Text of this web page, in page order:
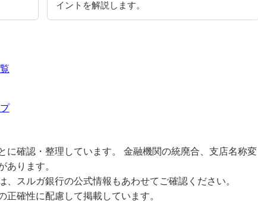
イントを解説します。
に確認・整理しています。 金融機関の統廃合、支店名称変
あります。
スルガ銀行の公式情報もあわせてご確認ください。
確性に配慮して掲載しています。